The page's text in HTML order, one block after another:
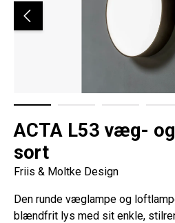
ACTA L53 væg-
sort
Friis & Moltke Design
Den runde væglampe og
blændfrit lys med sit enkle,